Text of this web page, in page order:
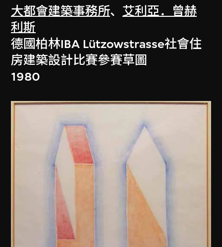
大都會建築事務所、 艾利亞．曾赫
利斯
德國柏林IBA Lützowstrasse社會住
房建築設計比賽參賽草圖
1980